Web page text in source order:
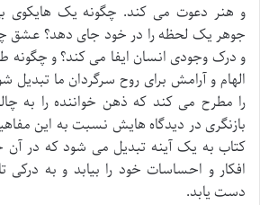
و هنر دعوت می کند. چگونه یک هایکوی
جوهر یک لحظه را در خود جای دهد؟ عشق
و درک وجودی انسان ایفا می کند؟ و چگونه
الهام و آرامش برای روح سرگردان ما
را مطرح می کند که ذهن خواننده را به
بازنگری در دیدگاه هایش نسبت به این
کتاب به یک آینه تبدیل می شود که در آن
افکار و احساسات خود را بیابد و به درکی
دست یابد.